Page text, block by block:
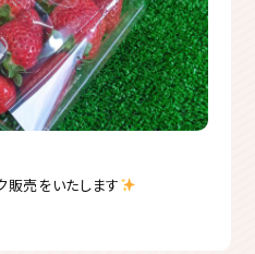
販売をいたします